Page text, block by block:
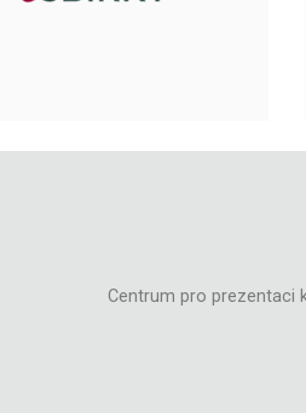
Centrum pro prezentaci